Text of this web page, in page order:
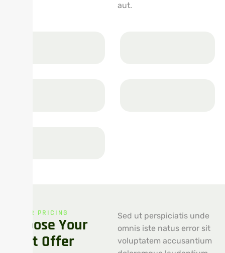
aut.
OUR PRICING
Choose Your
Best Offer
Sed ut perspiciatis unde
omnis iste natus error sit
voluptatem accusantium